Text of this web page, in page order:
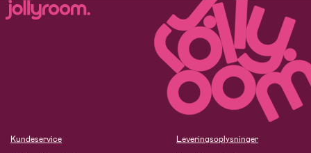
Kundeservice
Leveringsoplysninger